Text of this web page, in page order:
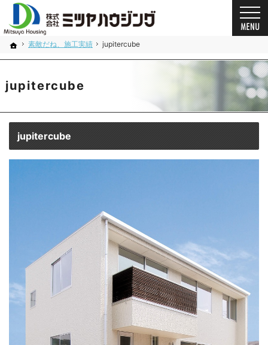
ホーム
素敵だね、施工実績 jupitercube
jupitercube
プロの目線からご提案。奈良県の注文住宅・新築戸建てを手がける工務店なら当社へ。
奈良県の安心の一戸建て｜ミツヤハウジング
jupitercube